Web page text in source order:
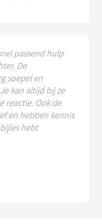
passend hulp
De
soepel en
kan altijd bij ze
reactie. Ook de
en hebben kennis
hebt